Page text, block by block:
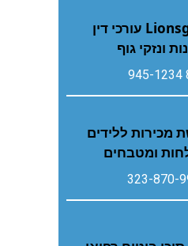
Lionsgate Law עורכי דין
ונזקי גוף
מכירות ללידים
ומטבחים
323-870-